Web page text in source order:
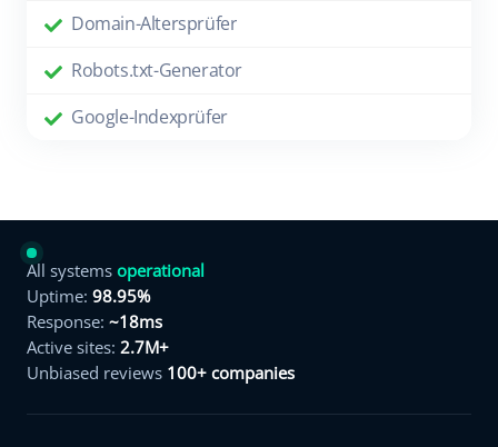
Domain-Altersprüfer
Robots.txt-Generator
Google-Indexprüfer
All systems operational
Uptime: 98.95%
Response: ~18ms
Active sites: 2.7M+
Unbiased reviews 100+ companies